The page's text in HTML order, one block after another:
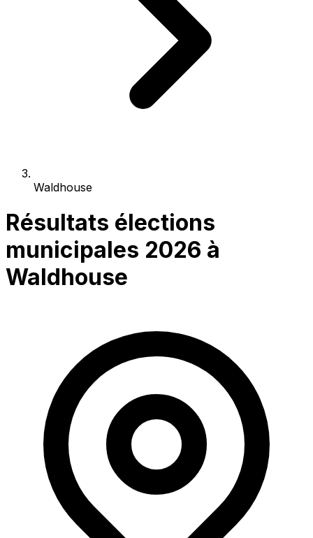
Waldhouse
Résultats élections
municipales 2026 à
Waldhouse